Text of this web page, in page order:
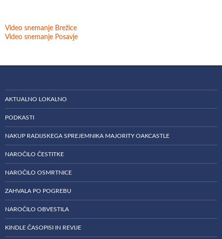
Video snemanje Brežice
Video snemanje Posavje
AKTUALNO LOKALNO
PODKASTI
NAKUP RADIJSKEGA SPREJEMNIKA MAJORITY OAKCASTLE
NAROČILO ČESTITKE
NAROČILO OSMRTNICE
ZAHVALA PO POGREBU
NAROČILO OBVESTILA
KINDLE ČASOPISI IN REVIJE